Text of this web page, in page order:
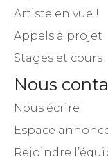
Artiste en vue !
Appels à projet
Stages et cours
Nous
Nous écrire
Espace
Rejoindre